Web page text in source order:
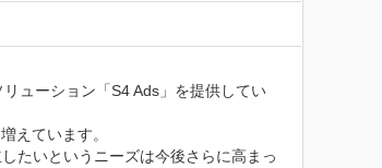
ューション「S4 Ads」を提供してい
えています。
たいというニーズは今後さらに高まっ